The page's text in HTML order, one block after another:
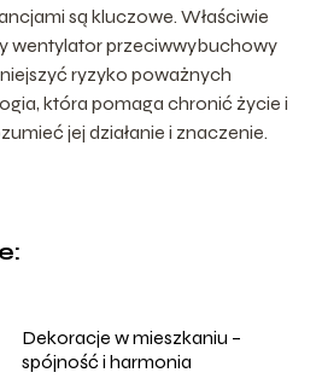
są kluczowe. Właściwie
wentylator przeciwwybuchowy
ryzyko poważnych
która pomaga chronić życie i
jej działanie i znaczenie.
Dekoracje w mieszkaniu –
spójność i harmonia